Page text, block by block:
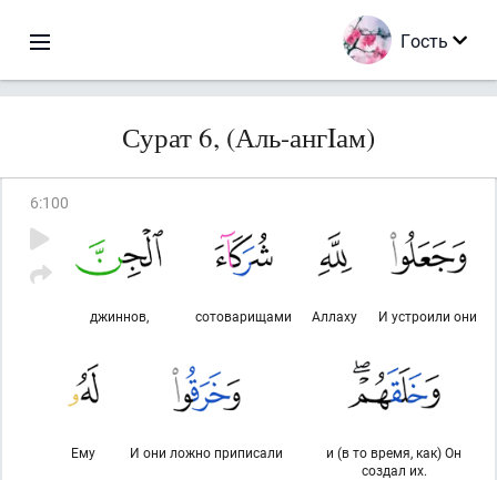
Гость
Сурат 6, (Аль-ангIам)
6:100
И устроили они
Аллаху
сотоварищами
джиннов,
и (в то время, как) Он
создал их.
И они ложно приписали
Ему